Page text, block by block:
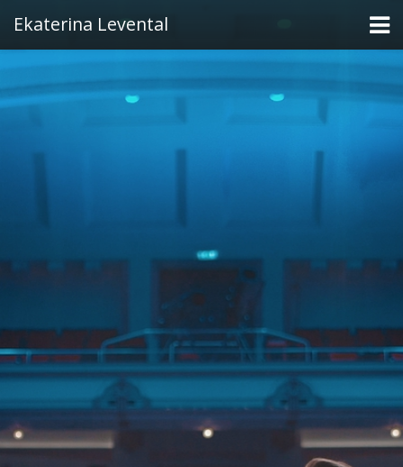
Ekaterina Levental
Oh! Quand je dors
Video
Recensies